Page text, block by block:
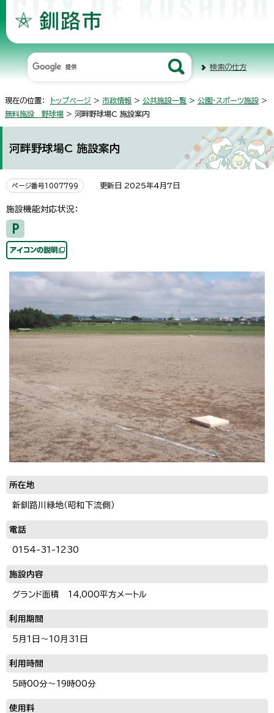
検索の仕方
現在の位置： トップページ > 市政情報 > 公共施設一覧 > 公園・スポーツ施設 >
無料施設 野球場 > 河畔野球場C 施設案内
河畔野球場C 施設案内
ページ番号1007799 更新日 2025年4月7日
施設機能対応状況：
所在地
新釧路川緑地（昭和下流側）
電話
0154-31-1230
施設内容
グランド面積 14,000平方メートル
利用期間
5月1日～10月31日
利用時間
5時00分～19時00分
使用料